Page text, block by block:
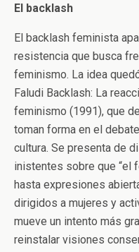
El backlash
El backlash feminista
resistencia que busca
feminismo. La idea
Faludi Backlash: La
feminismo (1991), que
toman forma en el
cultura. Se presenta de
inistentes sobre que “el
hasta expresiones
dirigidos a mujeres y
mueve un intento más
reinstalar visiones